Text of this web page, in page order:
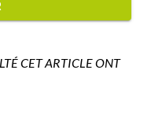
CET ARTICLE ONT